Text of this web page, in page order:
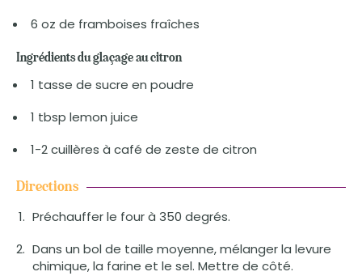
6 oz de framboises fraîches
Ingrédients du glaçage au citron
1 tasse de sucre en poudre
1 tbsp lemon juice
1-2 cuillères à café de zeste de citron
Directions
Préchauffer le four à 350 degrés.
Dans un bol de taille moyenne, mélanger la levure
chimique, la farine et le sel. Mettre de côté.